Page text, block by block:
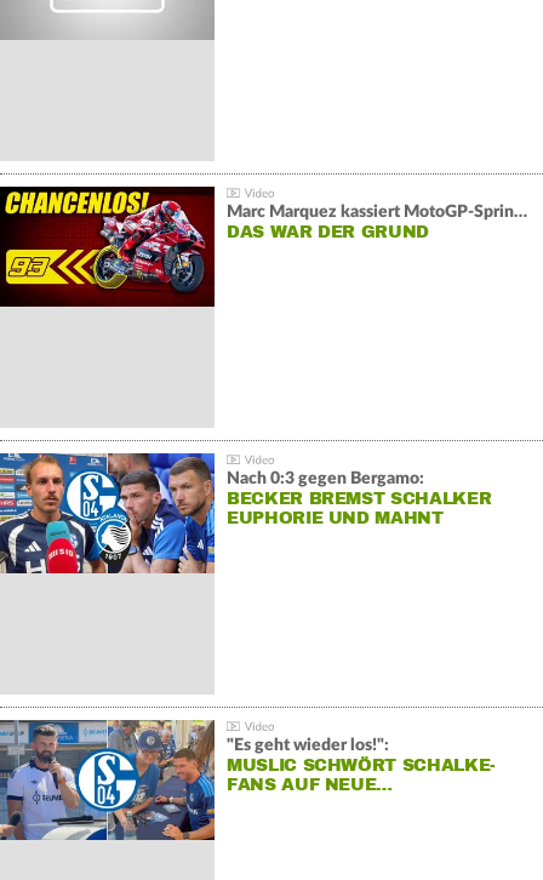
Marc Marquez kassiert MotoGP-Sprint-Schlappe:
DAS WAR DER GRUND
Nach 0:3 gegen Bergamo:
BECKER BREMST SCHALKER
EUPHORIE UND MAHNT
"Es geht wieder los!":
MUSLIC SCHWÖRT SCHALKE-
FANS AUF NEUE…